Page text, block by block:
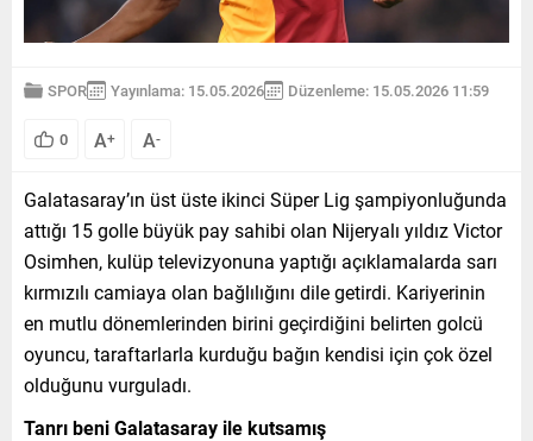
SPOR Yayınlama: 15.05.2026 Düzenleme: 15.05.2026 11:59
0 A+ A-
Galatasaray’ın üst üste ikinci Süper Lig şampiyonluğunda
attığı 15 golle büyük pay sahibi olan Nijeryalı yıldız Victor
Osimhen, kulüp televizyonuna yaptığı açıklamalarda sarı
kırmızılı camiaya olan bağlılığını dile getirdi. Kariyerinin
en mutlu dönemlerinden birini geçirdiğini belirten golcü
oyuncu, taraftarlarla kurduğu bağın kendisi için çok özel
olduğunu vurguladı.
Tanrı beni Galatasaray ile kutsamış